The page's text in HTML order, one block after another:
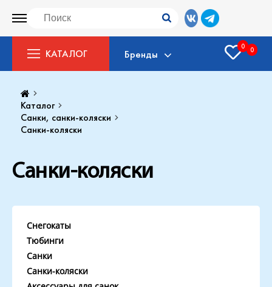
КАТАЛОГ Бренды
0 0
Каталог
Санки, санки-коляски
Санки-коляски
Санки-коляски
Снегокаты
Тюбинги
Санки
Санки-коляски